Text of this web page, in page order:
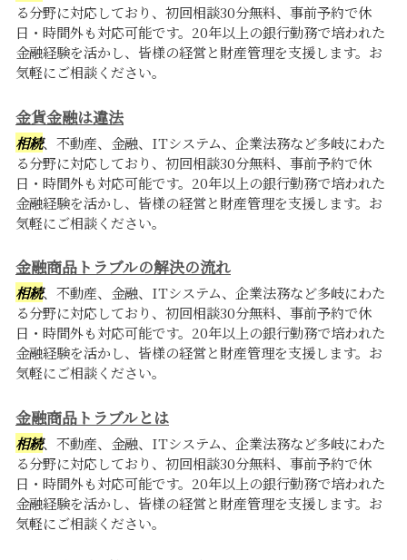
る分野に対応しており、初回相談30分無料、事前予約で休
日・時間外も対応可能です。20年以上の銀行勤務で培われた
金融経験を活かし、皆様の経営と財産管理を支援します。お
気軽にご相談ください。
金貨金融は違法
相続、不動産、金融、ITシステム、企業法務など多岐にわた
る分野に対応しており、初回相談30分無料、事前予約で休
日・時間外も対応可能です。20年以上の銀行勤務で培われた
金融経験を活かし、皆様の経営と財産管理を支援します。お
気軽にご相談ください。
金融商品トラブルの解決の流れ
相続、不動産、金融、ITシステム、企業法務など多岐にわた
る分野に対応しており、初回相談30分無料、事前予約で休
日・時間外も対応可能です。20年以上の銀行勤務で培われた
金融経験を活かし、皆様の経営と財産管理を支援します。お
気軽にご相談ください。
金融商品トラブルとは
相続、不動産、金融、ITシステム、企業法務など多岐にわた
る分野に対応しており、初回相談30分無料、事前予約で休
日・時間外も対応可能です。20年以上の銀行勤務で培われた
金融経験を活かし、皆様の経営と財産管理を支援します。お
気軽にご相談ください。